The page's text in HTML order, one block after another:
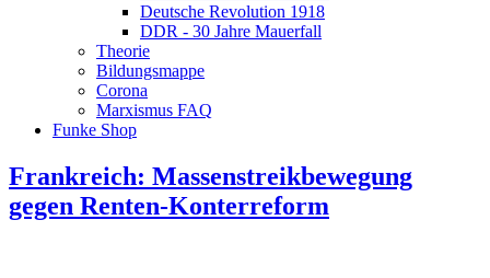
Deutsche Revolution 1918
DDR - 30 Jahre Mauerfall
Theorie
Bildungsmappe
Corona
Marxismus FAQ
Funke Shop
Frankreich: Massenstreikbewegung
gegen Renten-Konterreform